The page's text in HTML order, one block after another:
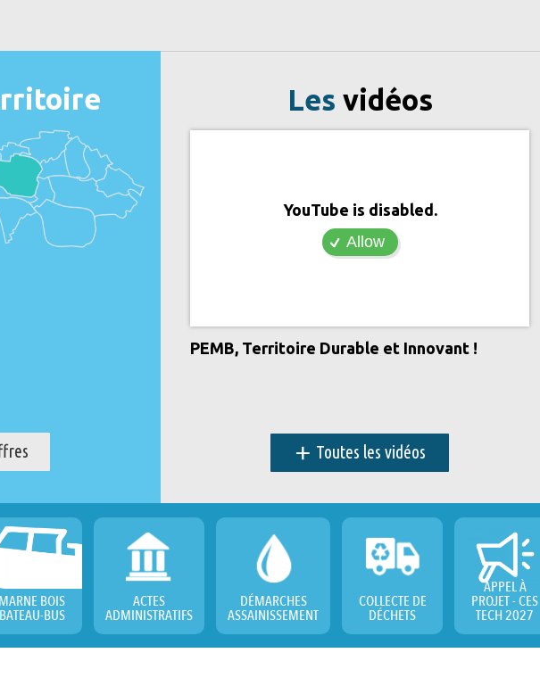
Les vidéos
YouTube is disabled.
Allow
PEMB, Territoire Durable et Innovant !
+ Toutes les vidéos
MARNE BOIS
BATEAU-BUS
ACTES
ADMINISTRATIFS
DÉMARCHES
ASSAINISSEMENT
COLLECTE DE
DÉCHETS
APPEL À
PROJET - CES
TECH 2027